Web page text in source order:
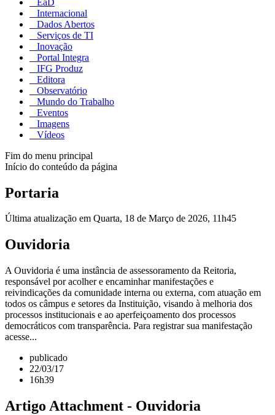
Internacional
Dados Abertos
Serviços de TI
Inovação
Portal Integra
IFG Produz
Editora
Observatório
Mundo do Trabalho
Eventos
Imagens
Vídeos
Fim do menu principal
Início do conteúdo da página
Portaria
Última atualização em Quarta, 18 de Março de 2026, 11h45
Ouvidoria
A Ouvidoria é uma instância de assessoramento da Reitoria,
responsável por acolher e encaminhar manifestações e
reivindicações da comunidade interna ou externa, com atuação em
todos os câmpus e setores da Instituição, visando à melhoria dos
processos institucionais e ao aperfeiçoamento dos processos
democráticos com transparência. Para registrar sua manifestação
acesse...
publicado
22/03/17
16h39
Artigo Attachment - Ouvidoria